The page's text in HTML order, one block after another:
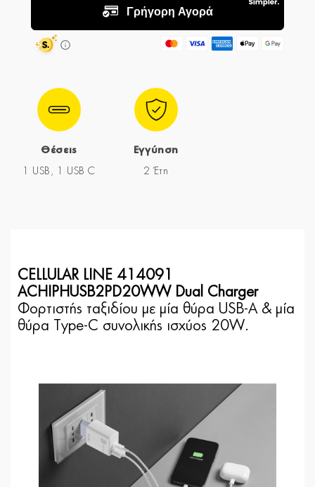
Θέσεις
1 USB, 1 USB C
Εγγύηση
2 Έτη
CELLULAR LINE 414091
ACHIPHUSB2PD20WW Dual Charger
Φορτιστής ταξιδίου με μία θύρα USB-A & μία
θύρα Type-C συνολικής ισχύος 20W.